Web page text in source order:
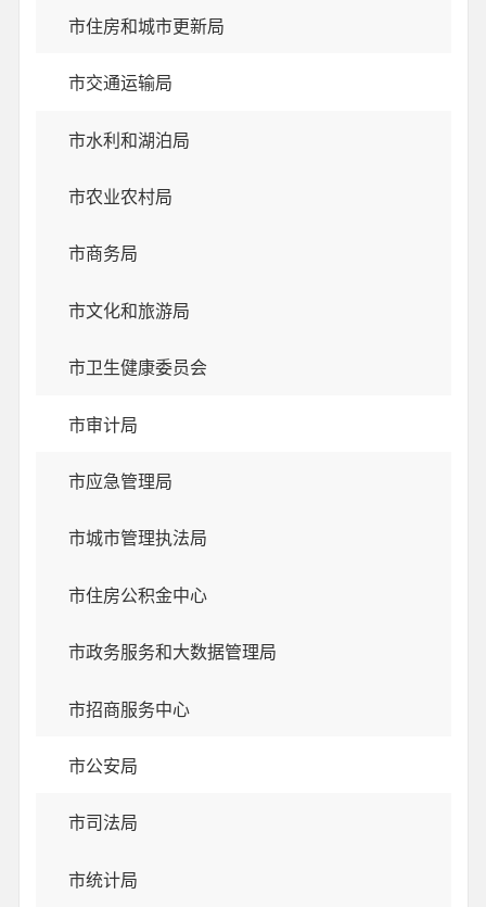
市住房和城市更新局
市交通运输局
市水利和湖泊局
市农业农村局
市商务局
市文化和旅游局
市卫生健康委员会
市审计局
市应急管理局
市城市管理执法局
市住房公积金中心
市政务服务和大数据管理局
市招商服务中心
市公安局
市司法局
市统计局